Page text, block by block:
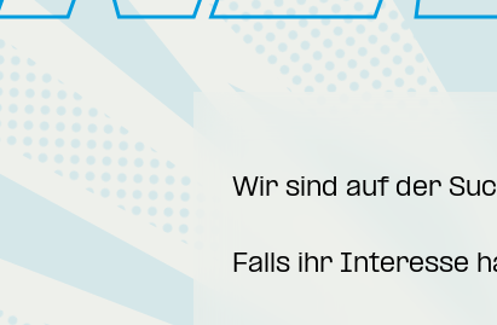
Wir sind auf der
Falls ihr Interesse